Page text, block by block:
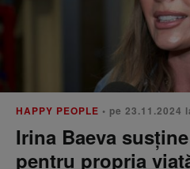
HAPPY PEOPLE • pe 23.11.2024
Irina Baeva
pentru propria